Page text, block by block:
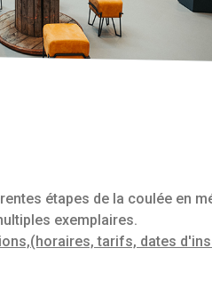
étapes de la coulée en
exemplaires.
tarifs, dates